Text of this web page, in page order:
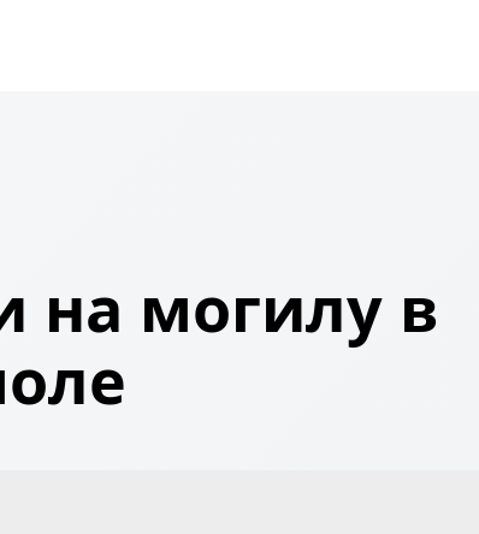
на могилу в